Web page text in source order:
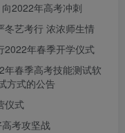
2022年高考冲刺
艺考行 浓浓师生情
年春季开学仪式
春季高考技能测试软
方式的公告
仪式
考攻坚战